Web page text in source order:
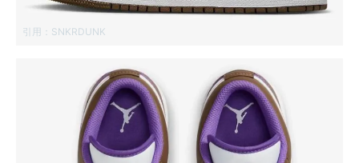
引用： SNKRDUNK